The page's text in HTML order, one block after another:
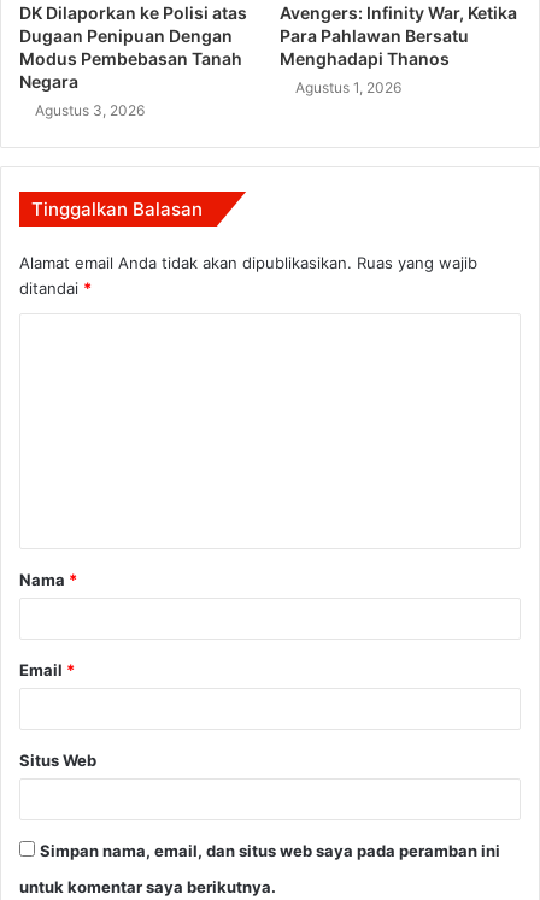
DK Dilaporkan ke Polisi atas
Dugaan Penipuan Dengan
Modus Pembebasan Tanah
Negara
Agustus 3, 2026
Avengers: Infinity War, Ketika
Para Pahlawan Bersatu
Menghadapi Thanos
Agustus 1, 2026
Tinggalkan Balasan
Alamat email Anda tidak akan dipublikasikan. Ruas yang wajib
ditandai *
a
r
Nama *
Email *
Situs Web
Simpan nama, email, dan situs web saya pada peramban ini
untuk komentar saya berikutnya.